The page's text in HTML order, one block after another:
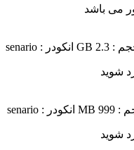
انکودر : senario
انکودر : senario